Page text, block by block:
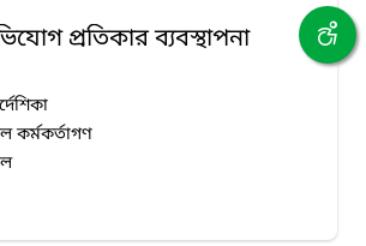
প্রতিকার ব্যবস্থাপনা